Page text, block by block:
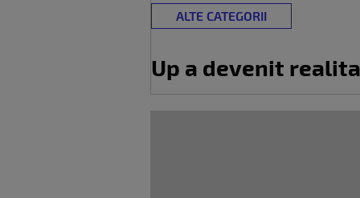
ALTE CATEGORII
Up a devenit